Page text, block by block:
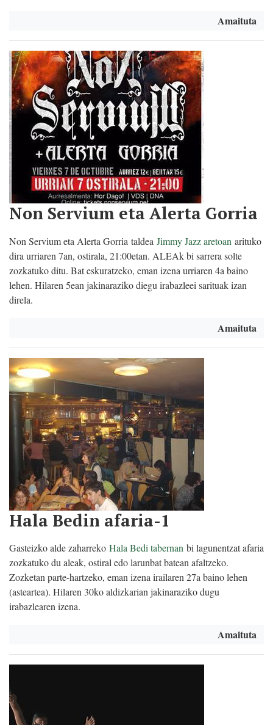
Amaituta
Non Servium eta Alerta Gorria
Non Servium eta Alerta Gorria taldea Jimmy Jazz aretoan arituko
dira urriaren 7an, ostirala, 21:00etan. ALEAk bi sarrera solte
zozkatuko ditu. Bat eskuratzeko, eman izena urriaren 4a baino
lehen. Hilaren 5ean jakinaraziko diegu irabazleei sarituak izan
direla.
Amaituta
Hala Bedin afaria-1
Gasteizko alde zaharreko Hala Bedi tabernan bi lagunentzat afaria
zozkatuko du aleak, ostiral edo larunbat batean afaltzeko.
Zozketan parte-hartzeko, eman izena irailaren 27a baino lehen
(asteartea). Hilaren 30ko aldizkarian jakinaraziko dugu
irabazlearen izena.
Amaituta